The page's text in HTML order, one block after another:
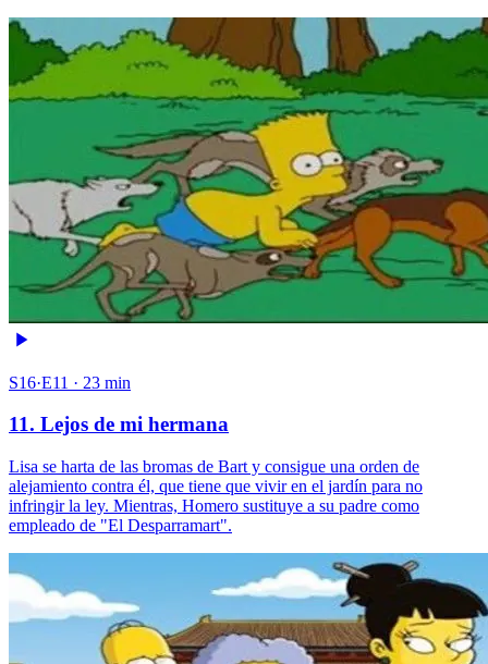
S16·E11 · 23 min
11. Lejos de mi hermana
Lisa se harta de las bromas de Bart y consigue una orden de
alejamiento contra él, que tiene que vivir en el jardín para no
infringir la ley. Mientras, Homero sustituye a su padre como
empleado de "El Desparramart".